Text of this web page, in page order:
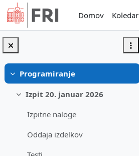
Preskoči na glavno vsebino
Domov
Koledar
SkrčiProgramiranje
SkrčiIzpit 20. januar 2026
Izpitne naloge
Oddaja izdelkov